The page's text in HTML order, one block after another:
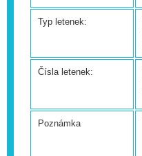
Typ letenek:
Čísla letenek:
Poznámka